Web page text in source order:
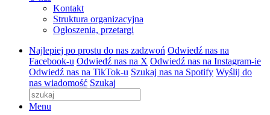
Kontakt
Struktura organizacyjna
Ogłoszenia, przetargi
Najlepiej po prostu do nas zadzwoń Odwiedź nas na
Facebook-u Odwiedź nas na X Odwiedź nas na Instagram-ie
Odwiedź nas na TikTok-u Szukaj nas na Spotify Wyślij do
nas wiadomość Szukaj
Menu